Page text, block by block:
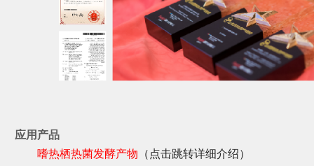
应用产品
嗜热栖热菌发酵产物 （点击跳转详细介绍）